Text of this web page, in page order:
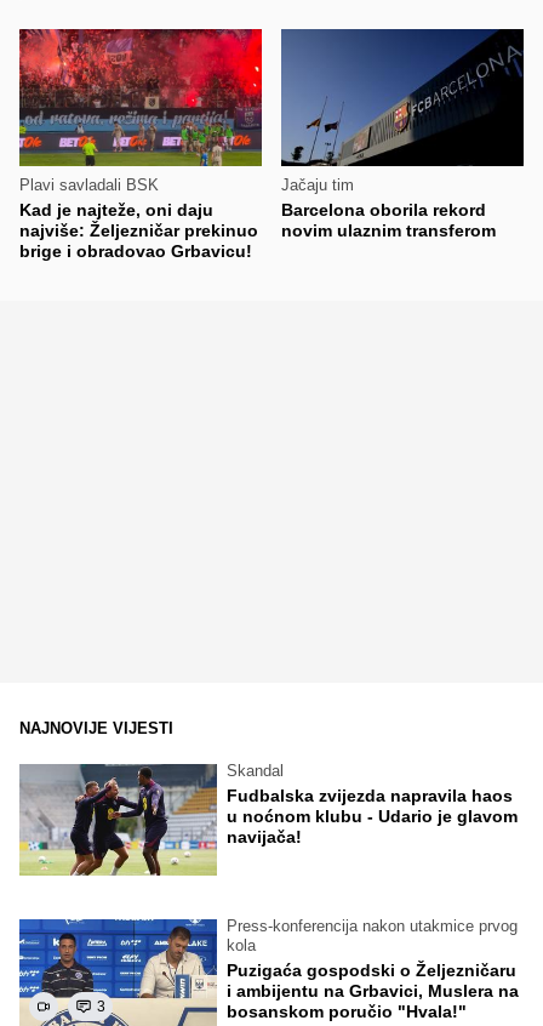
Plavi savladali BSK
Kad je najteže, oni daju
najviše: Željezničar prekinuo
brige i obradovao Grbavicu!
Jačaju tim
Barcelona oborila rekord
novim ulaznim transferom
NAJNOVIJE VIJESTI
Skandal
Fudbalska zvijezda napravila haos
u noćnom klubu - Udario je glavom
navijača!
3
Press-konferencija nakon utakmice prvog
kola
Puzigaća gospodski o Željezničaru
i ambijentu na Grbavici, Muslera na
bosanskom poručio "Hvala!"